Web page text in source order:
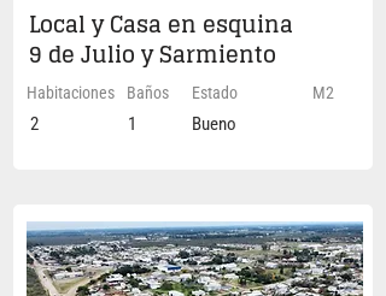
Local y Casa en esquina
9 de Julio y Sarmiento
Habitaciones
2
Baños
1
Estado
Bueno
M2